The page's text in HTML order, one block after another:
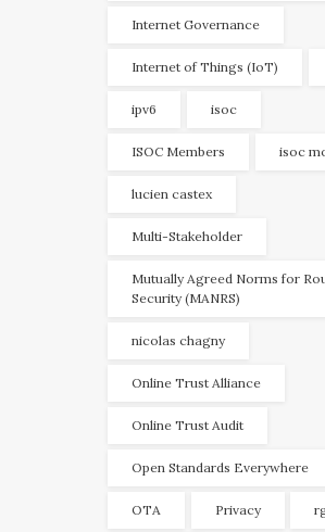
Internet Governance
Internet of Things (IoT)
ipv6 isoc
ISOC Members isoc
lucien castex
Multi-Stakeholder
Mutually Agreed Norms for
Security (MANRS)
nicolas chagny
Online Trust Alliance
Online Trust Audit
Open Standards Everywhere
OTA Privacy